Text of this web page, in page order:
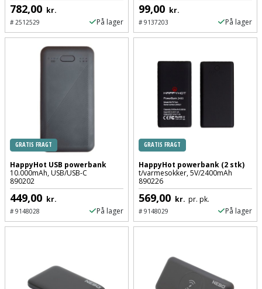
Komposit
terrassebrædder
Lecablokke
fundablokke
Lofttrapper
Murbinder
Murpap
og
Mursten
Hammer
Kloakrenser
Kniv
og
hobbykniv
Koben
Kridtsnor
Landmålerstok
Boremaskinetilbehør
Detektor
Diamantslibertilbehør
Dyksav
Excentersliber
Excenterslibertilbehør
Flamingoskærer
tilbehør
Robotplæneklipper
Vandpumpe
Vertikalskærer
/
mosfjerner
Vinduesvasker
Drivhus
Drivhustilbehør
Elartikler
have
Fuglefoderhus
Garderobe
opbevaring
Grill
782,00 kr.
#2512529 På lager
99,00 kr.
#9137203 På lager
GRATIS FRAGT
HappyHot USB powerbank
10.000mAh, USB/USB-C
890202
449,00 kr.
#9148028 På lager
GRATIS FRAGT
HappyHot powerbank (2 stk)
t/varmesokker, 5V/2400mAh
890226
569,00 kr. pr. pk.
#9148029 På lager